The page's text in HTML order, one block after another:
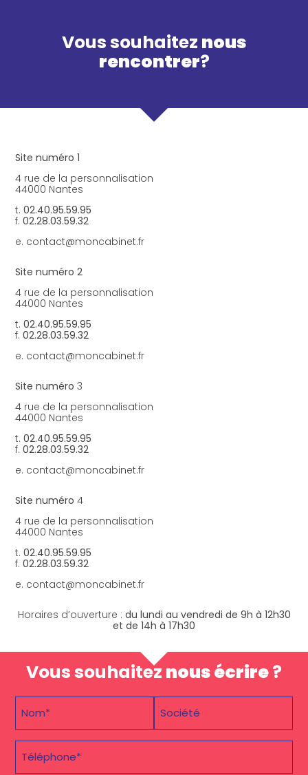
AGENT IMMOBILIER ET
ADMINISTRATEUR DE BIENS
CRÉATION D’ENTREPRISE
Vous souhaitez nous
rencontrer?
Site numéro 1
4 rue de la personnalisation
44000 Nantes
t.02.40.95.59.95
f.02.28.03.59.32
e. contact@moncabinet.fr
Site numéro 2
4 rue de la personnalisation
44000 Nantes
t.02.40.95.59.95
f.02.28.03.59.32
e. contact@moncabinet.fr
Site numéro3
4 rue de la personnalisation
44000 Nantes
t.02.40.95.59.95
f.02.28.03.59.32
e. contact@moncabinet.fr
Site numéro4
4 rue de la personnalisation
44000 Nantes
t.02.40.95.59.95
f.02.28.03.59.32
e. contact@moncabinet.fr
Horaires d’ouverture : du lundi au vendredi de 9h à 12h30
et de 14h à 17h30
Vous souhaitez nous écrire?
Nom
Prénom
(Nécessaire)
Société
(Nécessaire)
Téléphone
(Nécessaire)